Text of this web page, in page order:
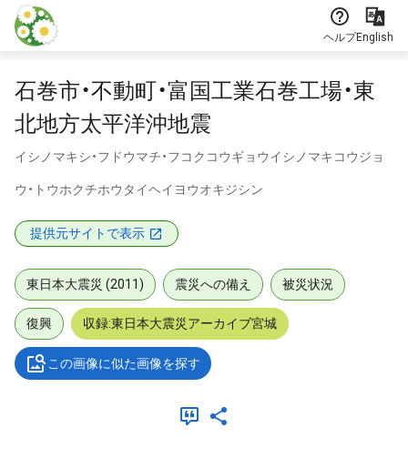
本文に飛ぶ
ヘルプEnglish
石巻市・不動町・富国工業石巻工場・東
北地方太平洋沖地震
イシノマキシ・フドウマチ・フコクコウギョウイシノマキコウジョ
ウ・トウホクチホウタイヘイヨウオキジシン
提供元サイトで表示
東日本大震災 (2011) 震災への備え 被災状況
復興 収録:東日本大震災アーカイブ宮城
この画像に似た画像を探す